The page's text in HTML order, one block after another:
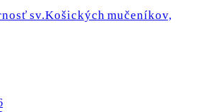
sv.Košických mučeníkov,